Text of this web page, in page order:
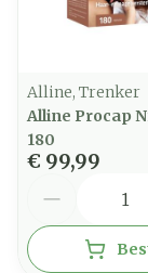
Alline, Trenker
Alline Procap
180
€ 99,99